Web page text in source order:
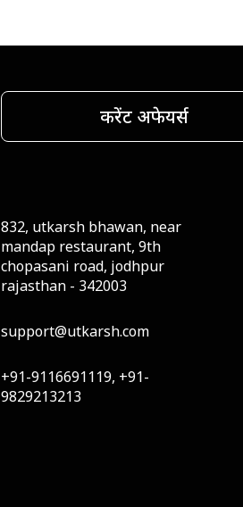
करेंट अफेयर्स
832, utkarsh bhawan, near
mandap restaurant, 9th
chopasani road, jodhpur
rajasthan - 342003
support@utkarsh.com
+91-9116691119, +91-
9829213213